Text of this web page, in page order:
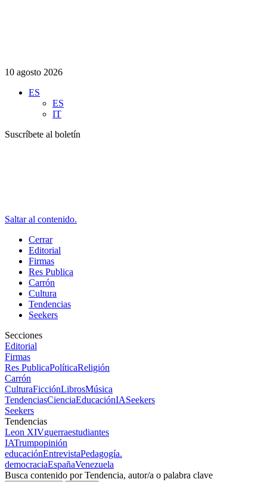
10 agosto 2026
ES
ES
IT
Suscríbete al boletín
Saltar al contenido.
Cerrar
Editorial
Firmas
Res Publica
Carrón
Cultura
Tendencias
Seekers
Secciones
Editorial
Firmas
Res PublicaPolíticaReligión
Carrón
CulturaFicciónLibrosMúsica
TendenciasCienciaEducaciónIASeekers
Seekers
Tendencias
Leon XIVguerraestudiantes
IATrumpopinión
educaciónEntrevistaPedagogía.
democraciaEspañaVenezuela
Busca contenido por Tendencia, autor/a o palabra clave